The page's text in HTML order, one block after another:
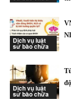
Dịch vụ luật
sư bào chữa
Dịch vụ luật
sư bào chữa